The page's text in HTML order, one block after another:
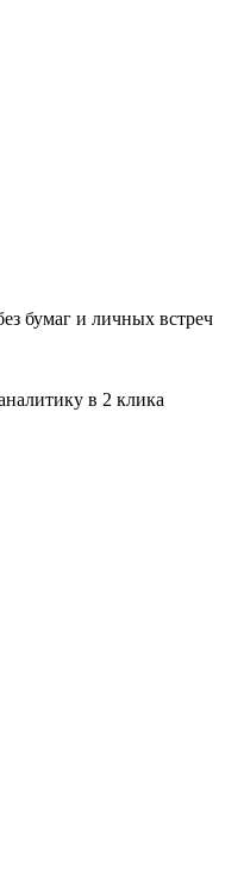
бумаг и личных встреч
в 2 клика